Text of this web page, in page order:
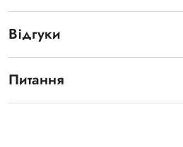
Відгуки
Питання